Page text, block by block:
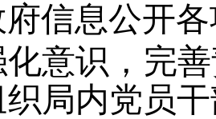
府信息公开
化意识，完
局内党员